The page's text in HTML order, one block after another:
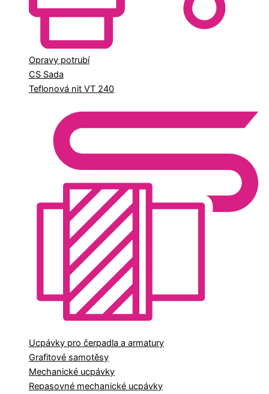
Opravy potrubí
CS Sada
Teflonová nit VT 240
Ucpávky pro čerpadla a armatury
Grafitové samotěsy
Mechanické ucpávky
Repasovné mechanické ucpávky